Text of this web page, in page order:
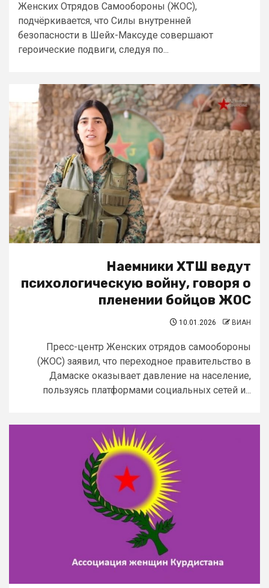
Женских Отрядов Самообороны (ЖОС),
подчёркивается, что Силы внутренней
безопасности в Шейх-Максуде совершают
героические подвиги, следуя по...
Наемники ХТШ ведут
психологическую войну, говоря о
пленении бойцов ЖОС
10.01.2026 ВИАН
Пресс-центр Женских отрядов самообороны
(ЖОС) заявил, что переходное правительство в
Дамаске оказывает давление на население,
пользуясь платформами социальных сетей и...